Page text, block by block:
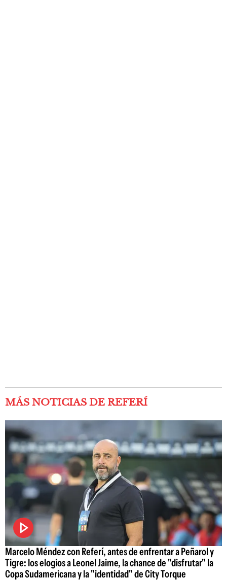
MÁS NOTICIAS DE REFERÍ
Marcelo Méndez con Referí, antes de enfrentar a Peñarol y
Tigre: los elogios a Leonel Jaime, la chance de "disfrutar" la
Copa Sudamericana y la "identidad" de City Torque